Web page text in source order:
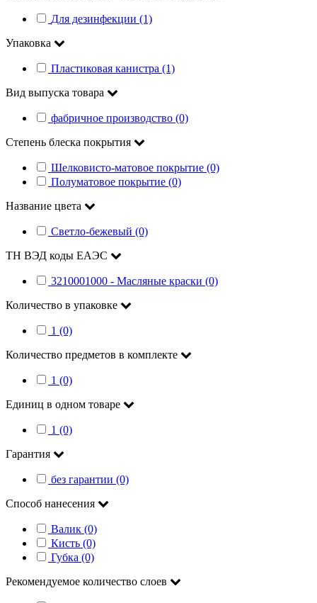
Для дезинфекции (1)
Упаковка
Пластиковая канистра (1)
Вид выпуска товара
фабричное производство (0)
Степень блеска покрытия
Шелковисто-матовое покрытие (0)
Полуматовое покрытие (0)
Название цвета
Светло-бежевый (0)
ТН ВЭД коды ЕАЭС
3210001000 - Масляные краски (0)
Количество в упаковке
1 (0)
Количество предметов в комплекте
1 (0)
Единиц в одном товаре
1 (0)
Гарантия
без гарантии (0)
Способ нанесения
Валик (0)
Кисть (0)
Губка (0)
Рекомендуемое количество слоев